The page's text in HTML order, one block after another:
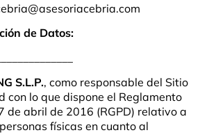
de Datos:
S.L.P., como responsable del Sitio
con lo que dispone el Reglamento
de abril de 2016 (RGPD) relativo a
físicas en cuanto al